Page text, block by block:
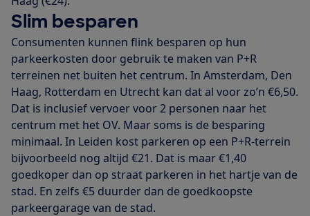
Slim besparen
Consumenten kunnen flink besparen op hun
parkeerkosten door gebruik te maken van P+R
terreinen net buiten het centrum. In Amsterdam, Den
Haag, Rotterdam en Utrecht kan dat al voor zo’n €6,50.
Dat is inclusief vervoer voor 2 personen naar het
centrum met het OV. Maar soms is de besparing
minimaal. In Leiden kost parkeren op een P+R-terrein
bijvoorbeeld nog altijd €21. Dat is maar €1,40
goedkoper dan op straat parkeren in het hartje van de
stad. En zelfs €5 duurder dan de goedkoopste
parkeergarage van de stad.